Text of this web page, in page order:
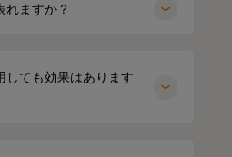
れますか？
しても効果はあります